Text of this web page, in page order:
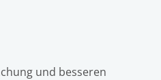
und besseren